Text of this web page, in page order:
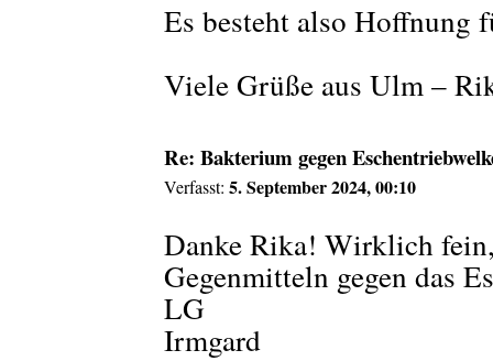
Es besteht also
Viele Grüße aus Ulm –
Re: Bakterium gegen
Verfasst:5. September 2024, 00:10
Danke Rika! Wirklich
Gegenmitteln gegen das
LG
Irmgard